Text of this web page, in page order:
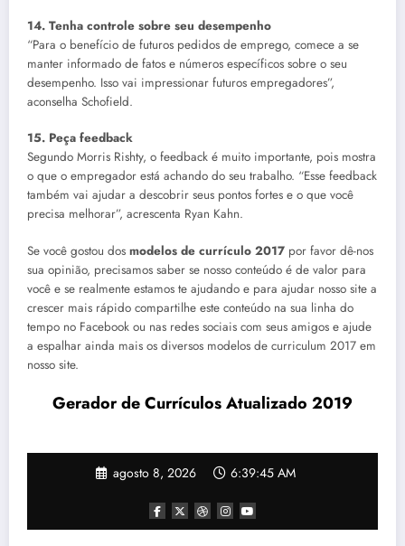
14. Tenha controle sobre seu desempenho
“Para o benefício de futuros pedidos de emprego, comece a se
manter informado de fatos e números específicos sobre o seu
desempenho. Isso vai impressionar futuros empregadores”,
aconselha Schofield.
15. Peça feedback
Segundo Morris Rishty, o feedback é muito importante, pois mostra
o que o empregador está achando do seu trabalho. “Esse feedback
também vai ajudar a descobrir seus pontos fortes e o que você
precisa melhorar”, acrescenta Ryan Kahn.
Se você gostou dos modelos de currículo 2017 por favor dê-nos
sua opinião, precisamos saber se nosso conteúdo é de valor para
você e se realmente estamos te ajudando e para ajudar nosso site a
crescer mais rápido compartilhe este conteúdo na sua linha do
tempo no Facebook ou nas redes sociais com seus amigos e ajude
a espalhar ainda mais os diversos modelos de curriculum 2017 em
nosso site.
Gerador de Currículos Atualizado 2019